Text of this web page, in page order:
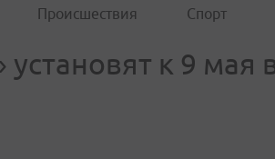
Происшествия Спорт
к 9 мая